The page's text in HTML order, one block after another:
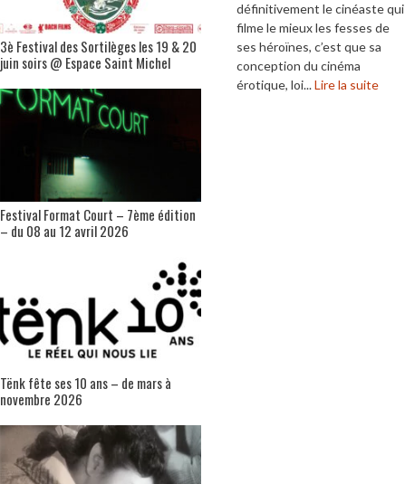
définitivement le cinéaste qui
filme le mieux les fesses de
ses héroïnes, c’est que sa
conception du cinéma
érotique, loi...Lire la suite
3è Festival des Sortilèges les 19 & 20
juin soirs @ Espace Saint Michel
Festival Format Court – 7ème édition
– du 08 au 12 avril 2026
Tënk fête ses 10 ans – de mars à
novembre 2026